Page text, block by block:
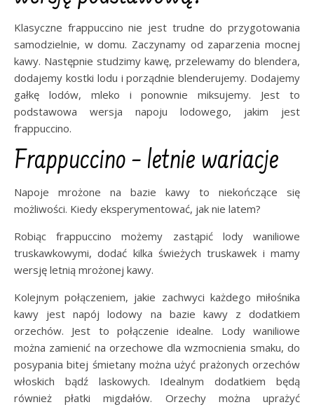
Klasyczne frappuccino nie jest trudne do przygotowania
samodzielnie, w domu. Zaczynamy od zaparzenia mocnej
kawy. Następnie studzimy kawę, przelewamy do blendera,
dodajemy kostki lodu i porządnie blenderujemy. Dodajemy
gałkę lodów, mleko i ponownie miksujemy. Jest to
podstawowa wersja napoju lodowego, jakim jest
frappuccino.
Frappuccino – letnie wariacje
Napoje mrożone na bazie kawy to niekończące się
możliwości. Kiedy eksperymentować, jak nie latem?
Robiąc frappuccino możemy zastąpić lody waniliowe
truskawkowymi, dodać kilka świeżych truskawek i mamy
wersję letnią mrożonej kawy.
Kolejnym połączeniem, jakie zachwyci każdego miłośnika
kawy jest napój lodowy na bazie kawy z dodatkiem
orzechów. Jest to połączenie idealne. Lody waniliowe
można zamienić na orzechowe dla wzmocnienia smaku, do
posypania bitej śmietany można użyć prażonych orzechów
włoskich bądź laskowych. Idealnym dodatkiem będą
również płatki migdałów. Orzechy można uprażyć